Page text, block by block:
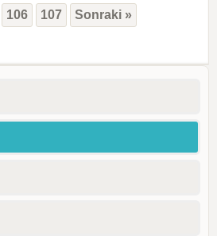
106 107
Sonraki »